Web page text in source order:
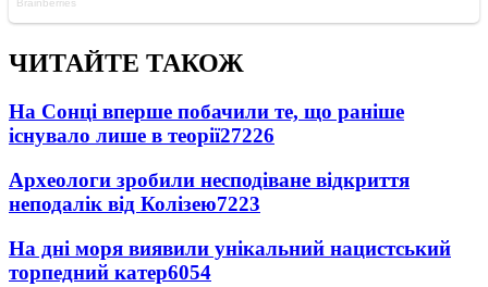
ЧИТАЙТЕ ТАКОЖ
На Сонці вперше побачили те, що раніше
існувало лише в теорії27226
Археологи зробили несподіване відкриття
неподалік від Колізею7223
На дні моря виявили унікальний нацистський
торпедний катер6054